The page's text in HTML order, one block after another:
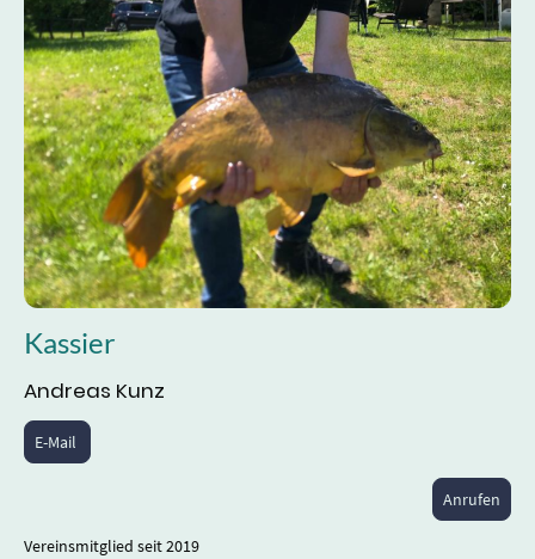
Kassier
Andreas Kunz
E-Mail
Anrufen
Vereinsmitglied seit 2019